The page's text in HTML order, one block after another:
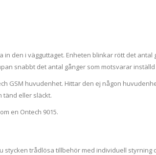
den i vägguttaget. Enheten blinkar rött det antal
snabbt det antal gånger som motsvarar inställd
GSM huvudenhet. Hittar den ej någon
tänd eller släckt.
en Ontech 9015.
stycken trådlösa tillbehör med individuell styrning